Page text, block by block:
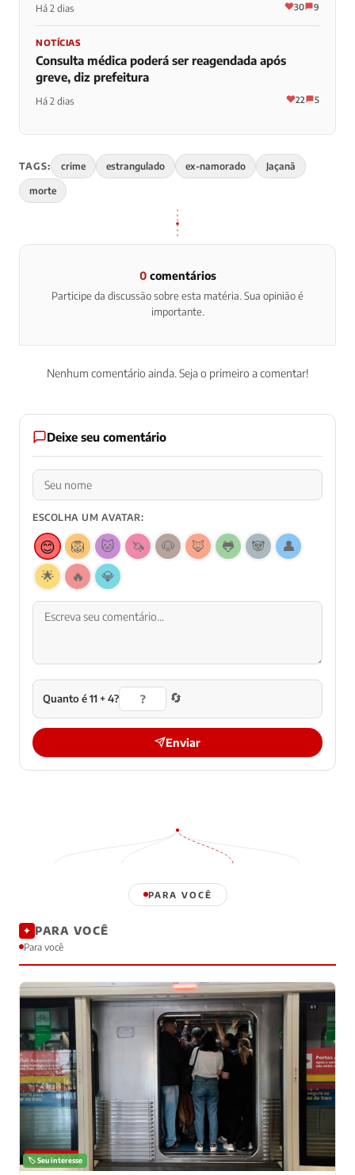
Há 2 dias 30 9
NOTÍCIAS
Consulta médica poderá ser reagendada após
greve, diz prefeitura
Há 2 dias 22 5
TAGS: crime estrangulado ex-namorado Jaçanã
morte
0comentários
Participe da discussão sobre esta matéria. Sua opinião é
importante.
Nenhum comentário ainda. Seja o primeiro a comentar!
Deixe seu comentário
ESCOLHA UM AVATAR:
😊 🦁 🐱 🦄 🐶 🦊 🐸 🐼
👤
🌟
🔥 💎
Quanto é 11 + 4? 🔄
Enviar
PARA VOCÊ
✦ PARA VOCÊ
Para você
NOTÍCIAS
🏷️ Seu interesse